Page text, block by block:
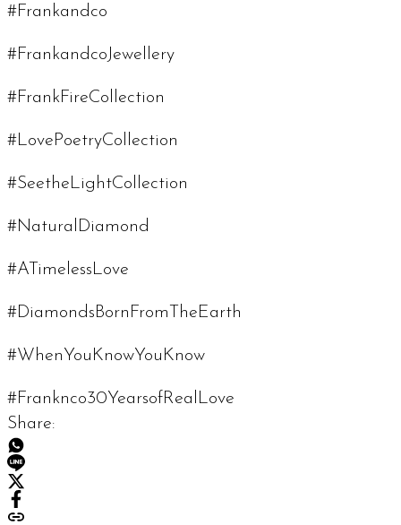
#Frankandco
#FrankandcoJewellery
#FrankFireCollection
#LovePoetryCollection
#SeetheLightCollection
#NaturalDiamond
#ATimelessLove
#DiamondsBornFromTheEarth
#WhenYouKnowYouKnow
#Franknco30YearsofRealLove
Share: